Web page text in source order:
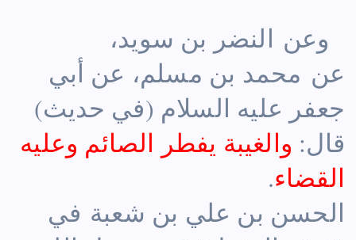
وعن النضر بن سويد،
عن محمد بن مسلم، عن أبي
جعفر عليه السلام (في حديث)
قال: والغيبة يفطر الصائم وعليه
القضاء.
الحسن بن علي بن شعبة في